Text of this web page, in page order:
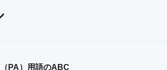
PA）用語のABC